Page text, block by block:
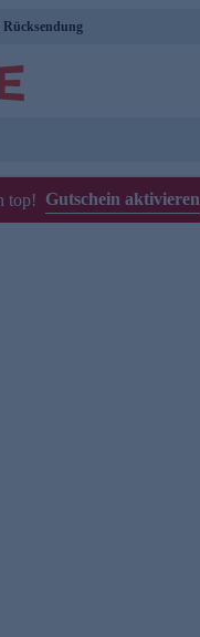
Rücksendung
top! Gutschein aktivieren